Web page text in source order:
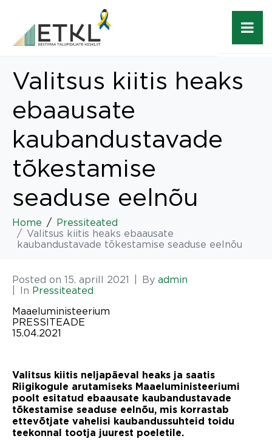
Valitsus kiitis heaks
ebaausate
kaubandustavade
tõkestamise
seaduse eelnõu
Home
Pressiteated
Valitsus kiitis heaks ebaausate
kaubandustavade tõkestamise seaduse eelnõu
Posted on 15. aprill 2021 By admin
In Pressiteated
Maaeluministeerium
PRESSITEADE
15.04.2021
Valitsus kiitis neljapäeval heaks ja saatis
Riigikogule arutamiseks Maaeluministeeriumi
poolt esitatud ebaausate kaubandustavade
tõkestamise seaduse eelnõu, mis korrastab
ettevõtjate vahelisi kaubandussuhteid toidu
teekonnal tootja juurest poeletile.